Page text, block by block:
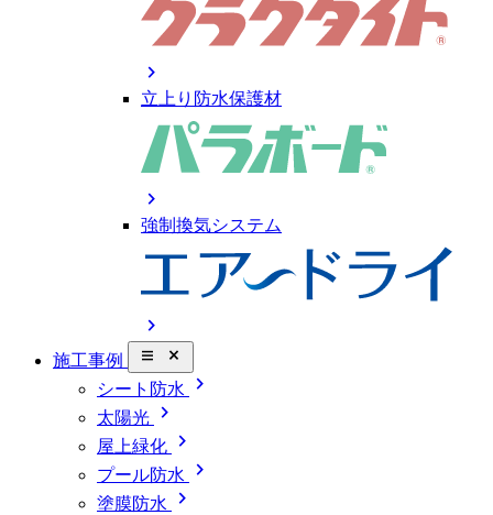
chevron_right
立上り防水保護材
chevron_right
強制換気システム
chevron_right
施工事例 close_small
シート防水 chevron_right
太陽光 chevron_right
屋上緑化 chevron_right
プール防水 chevron_right
塗膜防水 chevron_right